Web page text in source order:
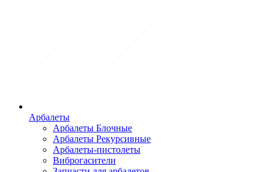
Арбалеты
Арбалеты Блочные
Арбалеты Рекурсивные
Арбалеты-пистолеты
Виброгасители